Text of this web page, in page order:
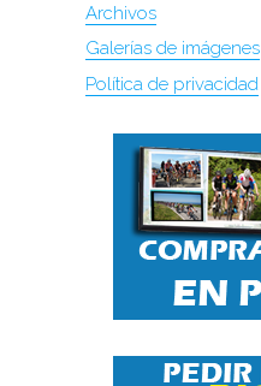
Archivos
Galerías de imágenes
Política de privacidad